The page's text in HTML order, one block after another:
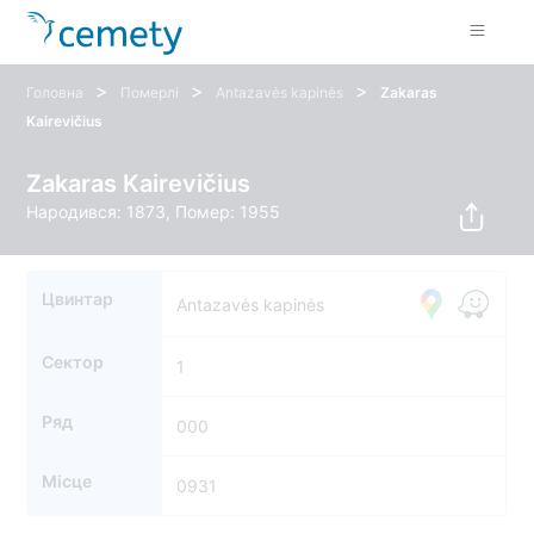
Головна > Померлі > Antazavės kapinės >
Zakaras
Kairevičius
Zakaras Kairevičius
Народився: 1873, Помер: 1955
Цвинтар Antazavės kapinės
Сектор 1
Ряд 000
Місце 0931